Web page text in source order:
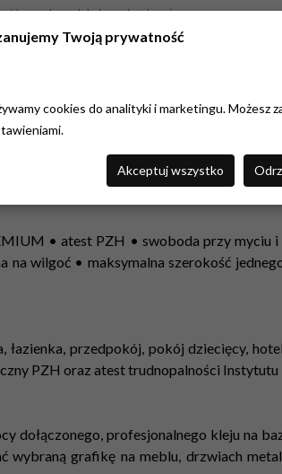
przed produkcją, opierając się na naszym
jakości, zamów próbkę w skali 1:1, wielkości
• atest PZH • swoboda przy myciu
wilgoć • maksymalna szerokość
łazienka, przedpokój, pokój dziecięcy,
PZH oraz atest trudnopalności Instytutu
dołączonego, profesjonalnego kleju na
wybraną grafikę na meblu, drzwiach
Twoją prywatność
cookies do analityki i marketingu. Możesz
Akceptuj wszystko